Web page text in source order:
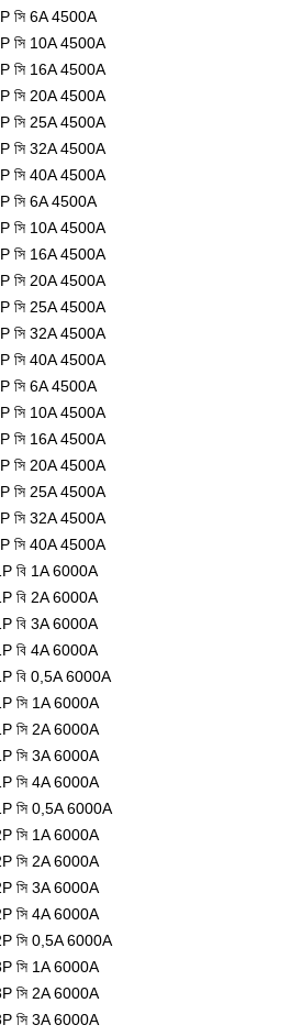
সি 6A 4500A
সি 10A 4500A
সি 16A 4500A
সি 20A 4500A
সি 25A 4500A
সি 32A 4500A
সি 40A 4500A
সি 6A 4500A
সি 10A 4500A
সি 16A 4500A
সি 20A 4500A
সি 25A 4500A
সি 32A 4500A
সি 40A 4500A
সি 6A 4500A
সি 10A 4500A
সি 16A 4500A
সি 20A 4500A
সি 25A 4500A
সি 32A 4500A
সি 40A 4500A
বি 1A 6000A
বি 2A 6000A
বি 3A 6000A
বি 4A 6000A
বি 0,5A 6000A
সি 1A 6000A
সি 2A 6000A
সি 3A 6000A
সি 4A 6000A
সি 0,5A 6000A
সি 1A 6000A
সি 2A 6000A
সি 3A 6000A
সি 4A 6000A
সি 0,5A 6000A
সি 1A 6000A
সি 2A 6000A
সি 3A 6000A